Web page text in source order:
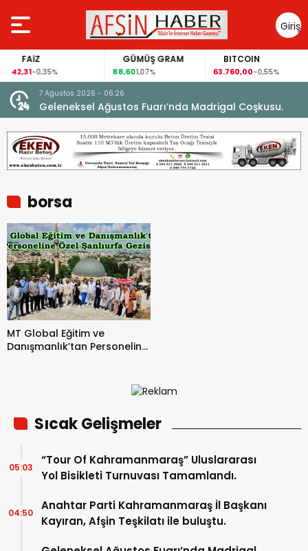
Giriş
Yap
FAİZ
42,31-0,35%
GÜMÜŞ GRAM
88,601,07%
BITCOIN
63.760,00-0,55%
7 Ağustos 2026 - 06:26
Geleneksel Ağustos Fuarı’nda Madrigal Coşkusu.
borsa
MT Global Eğitim ve
Danışmanlık’tan Personeline
Sıcak Gelişmeler
“Tour Of Kahramanmaraş” Uluslararası
Yol Bisikleti Turnuvası Tamamlandı.
05:03
Anahtar Parti Kahramanmaraş İl Başkanı
Kayıran, Afşin Teşkilatı ile buluştu.
04:50